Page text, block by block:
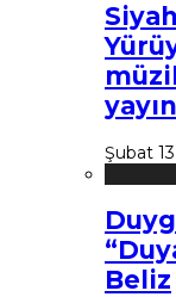
Şubat
Beliz